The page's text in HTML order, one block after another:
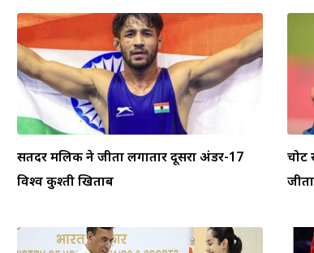
सतिंदर मलिक ने जीता लगातार दूसरा अंडर-17
विश्व कुश्ती खिताब
चोट